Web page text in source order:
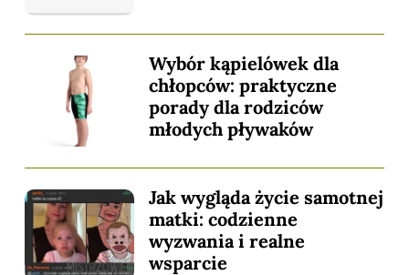
Wybór kąpielówek dla
chłopców: praktyczne
porady dla rodziców
młodych pływaków
Jak wygląda życie samotnej
matki: codzienne
wyzwania i realne
wsparcie